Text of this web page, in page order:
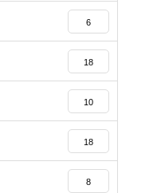
6
18
10
18
8